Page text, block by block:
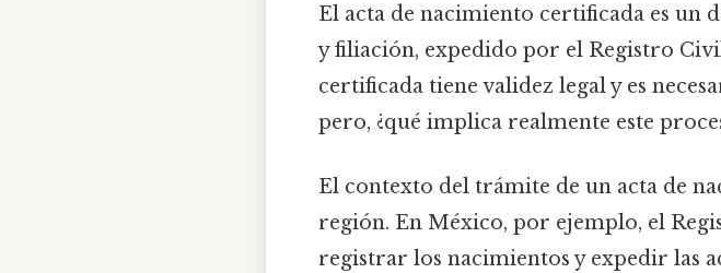
El acta de nacimiento certificada es
y filiación, expedido por el Registro
certificada tiene validez legal y es
pero, ¿qué implica realmente este
El contexto del trámite de un acta de
región. En México, por ejemplo, el
registrar los nacimientos y expedir las